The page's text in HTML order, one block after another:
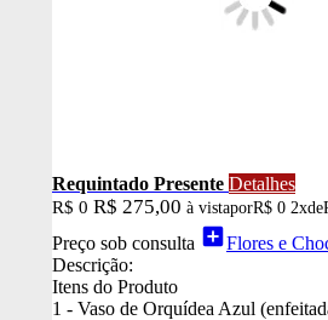
Requintado Presente Detalhes
R$ 0 R$ 275,00 à vistaporR$ 0 2xde
Preço sob consulta add_boxFlores e
Descrição:
Itens do Produto
1 - Vaso de Orquídea Azul